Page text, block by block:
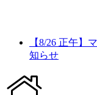
【8/26 正午】
知らせ